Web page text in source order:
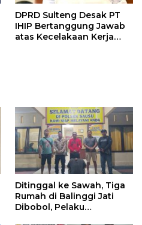
DPRD Sulteng Desak PT
IHIP Bertanggung Jawab
atas Kecelakaan Kerja
Ditinggal ke Sawah, Tiga
Rumah di Balinggi Jati
Dibobol, Pelaku